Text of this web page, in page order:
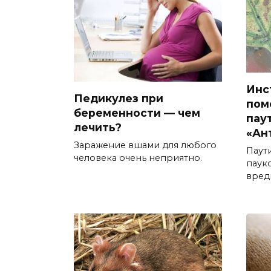
Педикулез при
беременности — чем
лечить?
Заражение вшами для любого
человека очень неприятно.